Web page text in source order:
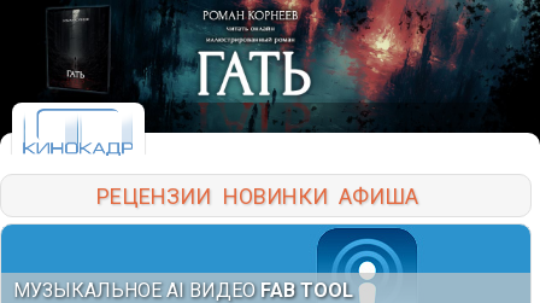
РЕЦЕНЗИИ НОВИНКИ АФИША
МУЗЫКАЛЬНОЕ AI ВИДЕО FAB TOOL